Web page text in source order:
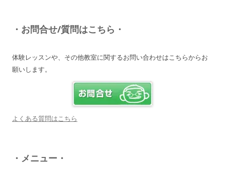
♪
上松先生に教わればきっともっともっと音楽大好
きになりますよ♪
大切なお子さんの習い事。
・お問合せ/質問はこちら・
体験レッスンや、その他教室に関するお問い合わせはこちらからお
願いします。
よくある質問はこちら
・メニュー・